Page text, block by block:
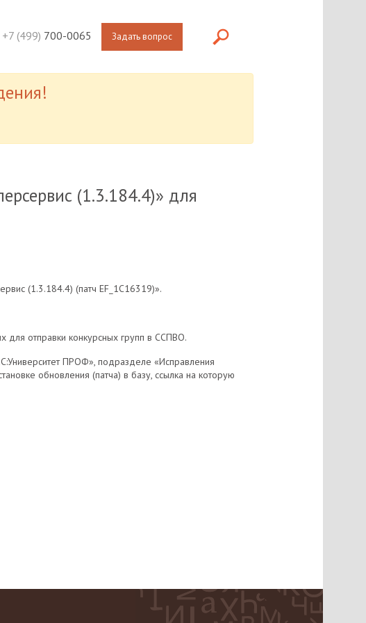
+7 (499) 700-0065 Задать вопрос
(1.3.184.4)» для
(1.3.184.4) (патч EF_1C16319)».
для отправки конкурсных групп в ССПВО.
ПРОФ», подразделе «Исправления
обновления (патча) в базу, ссылка на которую